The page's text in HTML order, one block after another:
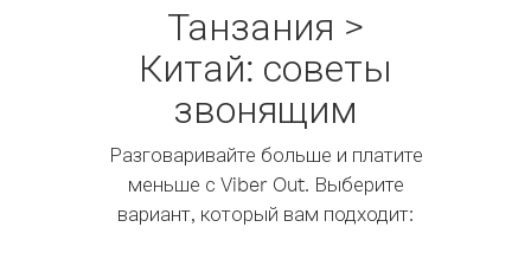
Танзания >
Китай: советы
звонящим
Разговаривайте больше и платите
меньше с Viber Out. Выберите
вариант, который вам подходит: